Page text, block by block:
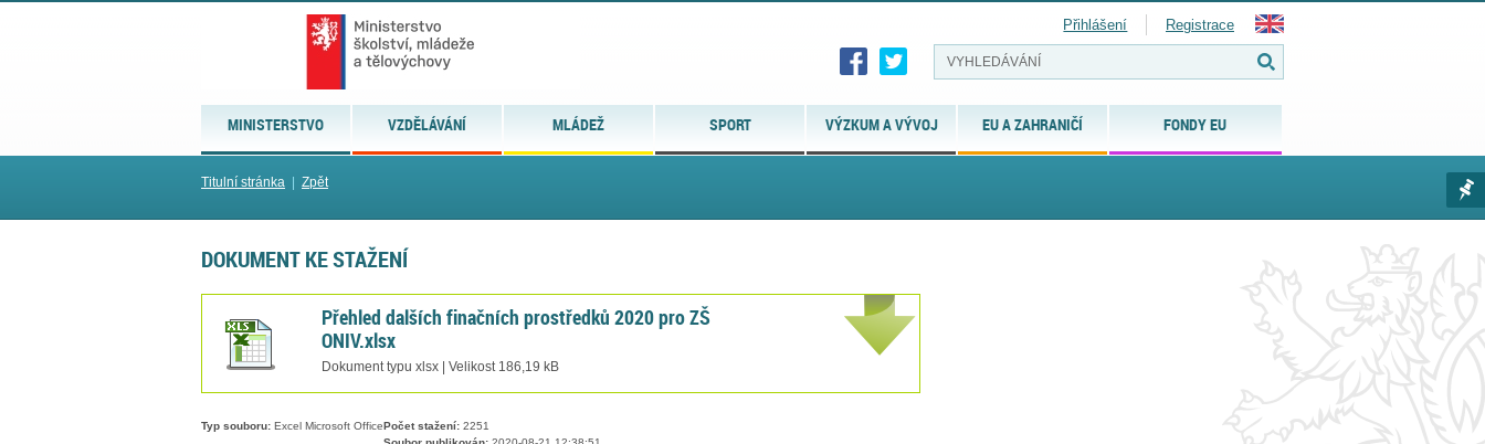
MINISTERSTVO VZDĚLÁVÁNÍ MLÁDEŽ SPORT VÝZKUM A VÝVOJ EU A ZAHRANIČÍ FONDY EU
Přihlášení Registrace
Titulní stránka Zpět
DOKUMENT KE STAŽENÍ
Přehled dalších finačních prostředků 2020 pro ZŠ
ONIV.xlsx
Dokument typu xlsx | Velikost 186,19 kB
Typ souboru: Excel Microsoft Office Počet stažení: 2251